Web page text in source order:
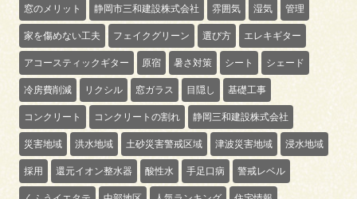
窓のメリット 静岡市三和建設株式会社 雰囲気 湿気 管理
家を傷めない工夫 フェイクグリーン 選び方 エレキギター
アコースティックギター 原宿 暑さ対策 シート シェード
冷房費削減 リクシル 窓ガラス 目隠し 基礎工事
コンクリート コンクリートの割れ 静岡三和建設株式会社
災害地域 洪水地域 土砂災害警戒区域 津波災害地域 浸水地域
採用 還元イオン整水器 酸性水 手足口病 警戒レベル